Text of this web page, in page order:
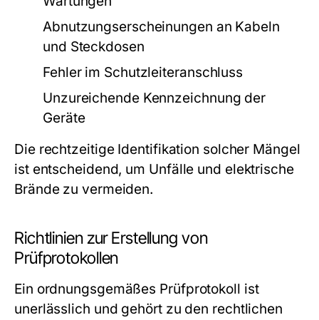
Abnutzungserscheinungen an Kabeln
und Steckdosen
Fehler im Schutzleiteranschluss
Unzureichende Kennzeichnung der
Geräte
Die rechtzeitige Identifikation solcher Mängel
ist entscheidend, um Unfälle und elektrische
Brände zu vermeiden.
Richtlinien zur Erstellung von
Prüfprotokollen
Ein ordnungsgemäßes Prüfprotokoll ist
unerlässlich und gehört zu den rechtlichen